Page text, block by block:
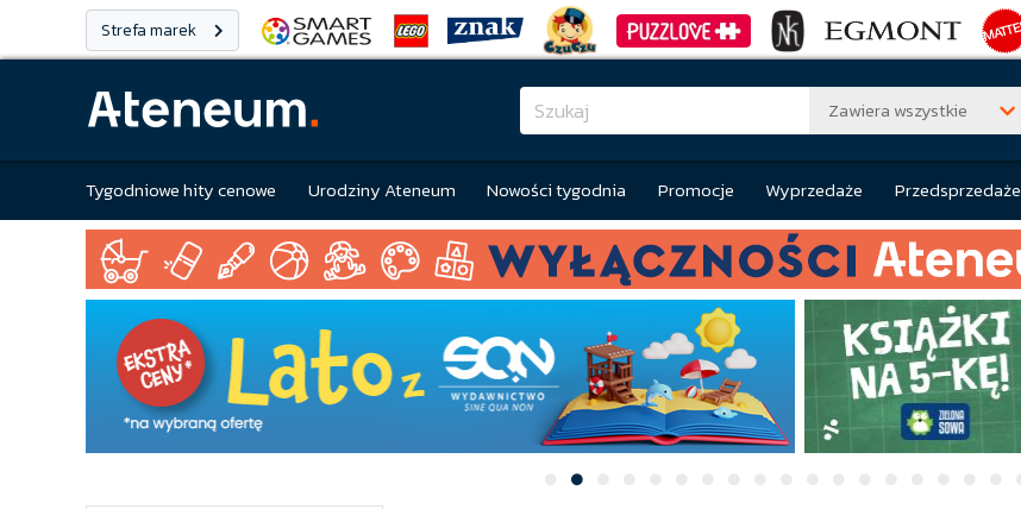
Strefa marek
Zawiera wszystkie
Tygodniowe hity cenowe Urodziny Ateneum Nowości tygodnia Promocje Wyprzedaże Przedsprzedaże